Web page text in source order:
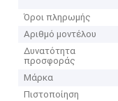
Όροι πληρωμής
Αριθμό μοντέλου
Δυνατότητα
προσφοράς
Μάρκα
Πιστοποίηση